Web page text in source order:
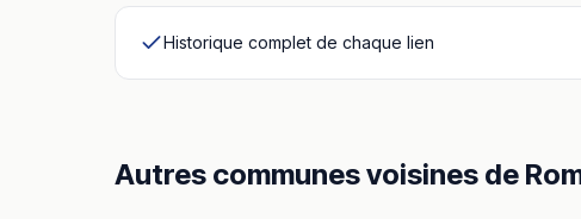
Historique complet de chaque lien
Autres communes voisines de